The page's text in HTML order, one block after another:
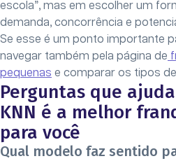
escola”, mas em escolher um
demanda, concorrência e
Se esse é um ponto importante
navegar também pela página de
pequenas e comparar os tipos de
Perguntas que
KNN é a melhor
para você
Qual modelo faz sentido